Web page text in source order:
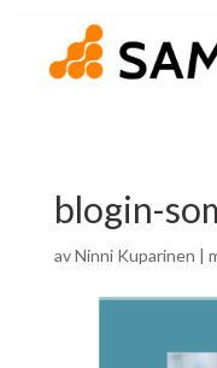
blogin-
avNinni Kuparinen |